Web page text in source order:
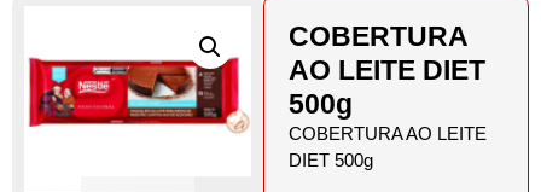
COBERTURA
AO LEITE DIET
500g
COBERTURA AO LEITE
DIET 500g